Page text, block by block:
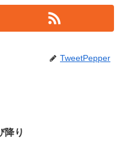
TweetPepper
降り